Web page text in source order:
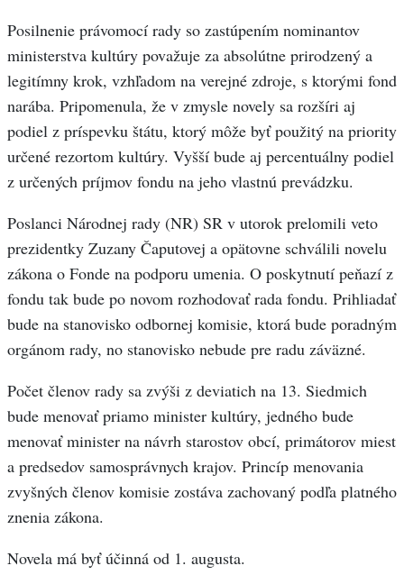
Posilnenie právomocí rady so zastúpením nominantov
ministerstva kultúry považuje za absolútne prirodzený a
legitímny krok, vzhľadom na verejné zdroje, s ktorými fond
narába. Pripomenula, že v zmysle novely sa rozšíri aj
podiel z príspevku štátu, ktorý môže byť použitý na priority
určené rezortom kultúry. Vyšší bude aj percentuálny podiel
z určených príjmov fondu na jeho vlastnú prevádzku.
Poslanci Národnej rady (NR) SR v utorok prelomili veto
prezidentky Zuzany Čaputovej a opätovne schválili novelu
zákona o Fonde na podporu umenia. O poskytnutí peňazí z
fondu tak bude po novom rozhodovať rada fondu. Prihliadať
bude na stanovisko odbornej komisie, ktorá bude poradným
orgánom rady, no stanovisko nebude pre radu záväzné.
Počet členov rady sa zvýši z deviatich na 13. Siedmich
bude menovať priamo minister kultúry, jedného bude
menovať minister na návrh starostov obcí, primátorov miest
a predsedov samosprávnych krajov. Princíp menovania
zvyšných členov komisie zostáva zachovaný podľa platného
znenia zákona.
Novela má byť účinná od 1. augusta.